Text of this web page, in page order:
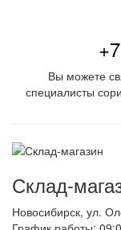
Вы можете
специалисты
Склад-
Новосибирск, ул.